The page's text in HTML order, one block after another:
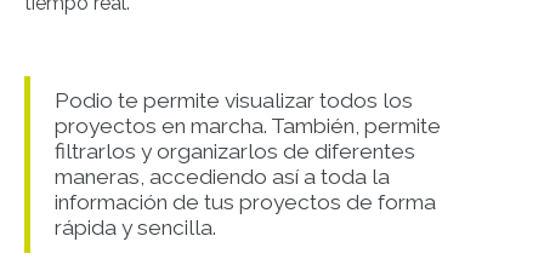
Podio te permite visualizar todos los
proyectos en marcha. También, permite
filtrarlos y organizarlos de diferentes
maneras, accediendo así a toda la
información de tus proyectos de forma
rápida y sencilla.